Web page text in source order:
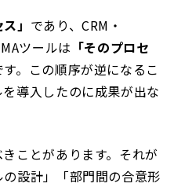
」 であり、CRM・
ツールは 「そのプロセ
す。この順序が逆になるこ
導入したのに成果が出な
ことがあります。それが
の設計」「部門間の合意形